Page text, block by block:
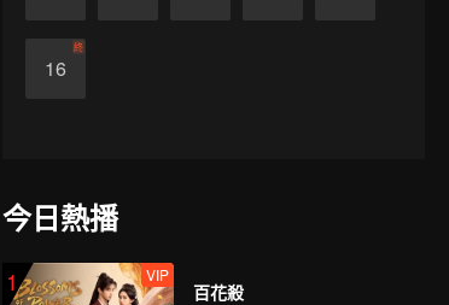
16
終
今日熱播
1 VIP
百花殺